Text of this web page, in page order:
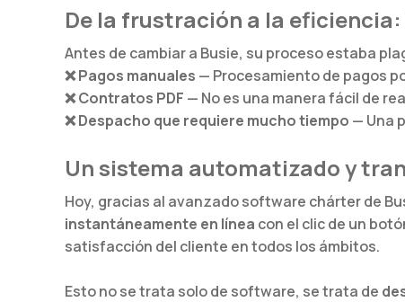
De la frustración a la
Antes de cambiar a Busie, su proceso estaba
❌Pagos manuales — Procesamiento de pagos
❌Contratos PDF — No es una manera fácil de
❌Despacho que requiere mucho tiempo — Una
Un sistema automatizado y
Hoy, gracias al avanzado software chárter de
instantáneamente en línea con el clic de un
satisfacción del cliente en todos los ámbitos.
Esto no se trata solo de software, se trata de